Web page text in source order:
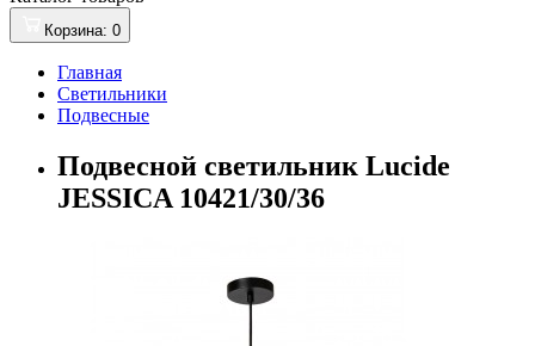
Корзина: 0
Главная
Светильники
Подвесные
Подвесной светильник Lucide
JESSICA 10421/30/36